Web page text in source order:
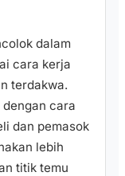
dalam
cara kerja
terdakwa.
cara
dan pemasok
lebih
titik temu